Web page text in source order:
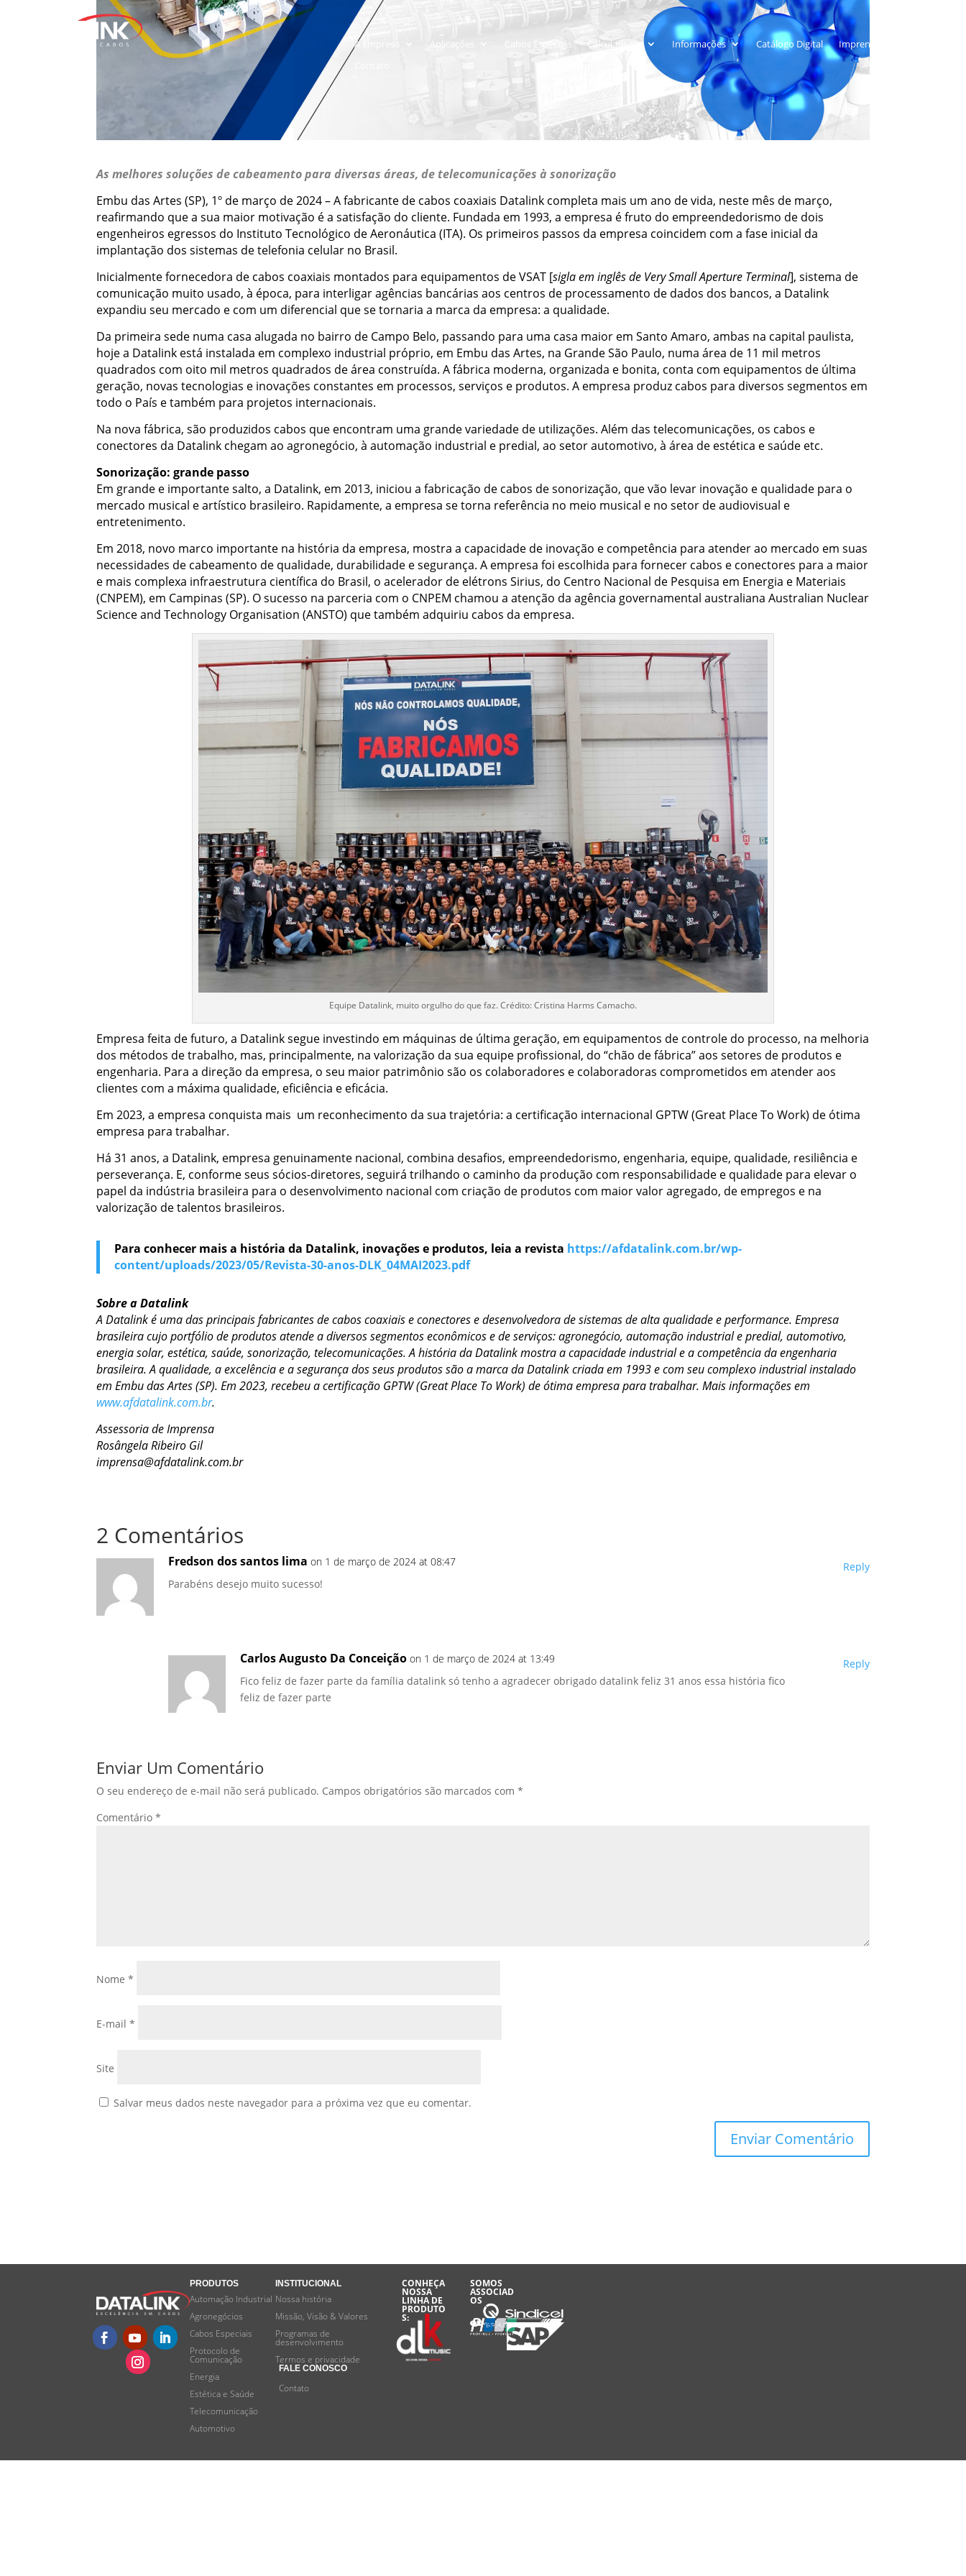
A Empresa Aplicações Cabos Especiais Calculadoras Informações Catálogo Digital
Imprensa
As melhores soluções de cabeamento para diversas áreas, de telecomunicações à sonorização
Embu das Artes (SP), 1º de março de 2024 – A fabricante de cabos coaxiais Datalink completa mais um ano de vida, neste mês de março,
reafirmando que a sua maior motivação é a satisfação do cliente. Fundada em 1993, a empresa é fruto do empreendedorismo de dois
engenheiros egressos do Instituto Tecnológico de Aeronáutica (ITA). Os primeiros passos da empresa coincidem com a fase inicial da
implantação dos sistemas de telefonia celular no Brasil.
Inicialmente fornecedora de cabos coaxiais montados para equipamentos de VSAT [sigla em inglês de Very Small Aperture Terminal], sistema de
comunicação muito usado, à época, para interligar agências bancárias aos centros de processamento de dados dos bancos, a Datalink
expandiu seu mercado e com um diferencial que se tornaria a marca da empresa: a qualidade.
Da primeira sede numa casa alugada no bairro de Campo Belo, passando para uma casa maior em Santo Amaro, ambas na capital paulista,
hoje a Datalink está instalada em complexo industrial próprio, em Embu das Artes, na Grande São Paulo, numa área de 11 mil metros
quadrados com oito mil metros quadrados de área construída. A fábrica moderna, organizada e bonita, conta com equipamentos de última
geração, novas tecnologias e inovações constantes em processos, serviços e produtos. A empresa produz cabos para diversos segmentos em
todo o País e também para projetos internacionais.
Na nova fábrica, são produzidos cabos que encontram uma grande variedade de utilizações. Além das telecomunicações, os cabos e
conectores da Datalink chegam ao agronegócio, à automação industrial e predial, ao setor automotivo, à área de estética e saúde etc.
Sonorização: grande passo
Em grande e importante salto, a Datalink, em 2013, iniciou a fabricação de cabos de sonorização, que vão levar inovação e qualidade para o
mercado musical e artístico brasileiro. Rapidamente, a empresa se torna referência no meio musical e no setor de audiovisual e
entretenimento.
Em 2018, novo marco importante na história da empresa, mostra a capacidade de inovação e competência para atender ao mercado em suas
necessidades de cabeamento de qualidade, durabilidade e segurança. A empresa foi escolhida para fornecer cabos e conectores para a maior
e mais complexa infraestrutura científica do Brasil, o acelerador de elétrons Sirius, do Centro Nacional de Pesquisa em Energia e Materiais
(CNPEM), em Campinas (SP). O sucesso na parceria com o CNPEM chamou a atenção da agência governamental australiana Australian Nuclear
Science and Technology Organisation (ANSTO) que também adquiriu cabos da empresa.
Equipe Datalink, muito orgulho do que faz. Crédito: Cristina Harms Camacho.
Empresa feita de futuro, a Datalink segue investindo em máquinas de última geração, em equipamentos de controle do processo, na melhoria
dos métodos de trabalho, mas, principalmente, na valorização da sua equipe profissional, do “chão de fábrica” aos setores de produtos e
engenharia. Para a direção da empresa, o seu maior patrimônio são os colaboradores e colaboradoras comprometidos em atender aos
clientes com a máxima qualidade, eficiência e eficácia.
Em 2023, a empresa conquista mais um reconhecimento da sua trajetória: a certificação internacional GPTW (Great Place To Work) de ótima
empresa para trabalhar.
Há 31 anos, a Datalink, empresa genuinamente nacional, combina desafios, empreendedorismo, engenharia, equipe, qualidade, resiliência e
perseverança. E, conforme seus sócios-diretores, seguirá trilhando o caminho da produção com responsabilidade e qualidade para elevar o
papel da indústria brasileira para o desenvolvimento nacional com criação de produtos com maior valor agregado, de empregos e na
valorização de talentos brasileiros.
Para conhecer mais a história da Datalink, inovações e produtos, leia a revista https://afdatalink.com.br/wp-
content/uploads/2023/05/Revista-30-anos-DLK_04MAI2023.pdf
Sobre a Datalink
A Datalink é uma das principais fabricantes de cabos coaxiais e conectores e desenvolvedora de sistemas de alta qualidade e performance. Empresa
brasileira cujo portfólio de produtos atende a diversos segmentos econômicos e de serviços: agronegócio, automação industrial e predial, automotivo,
energia solar, estética, saúde, sonorização, telecomunicações. A história da Datalink mostra a capacidade industrial e a competência da engenharia
brasileira. A qualidade, a excelência e a segurança dos seus produtos são a marca da Datalink criada em 1993 e com seu complexo industrial instalado
em Embu das Artes (SP). Em 2023, recebeu a certificação GPTW (Great Place To Work) de ótima empresa para trabalhar. Mais informações em
www.afdatalink.com.br.
Assessoria de Imprensa
Rosângela Ribeiro Gil
imprensa@afdatalink.com.br
2 Comentários
Fredson dos santos lima on 1 de março de 2024 at 08:47
Parabéns desejo muito sucesso!
Reply
Carlos Augusto Da Conceição on 1 de março de 2024 at 13:49
Fico feliz de fazer parte da família datalink só tenho a agradecer obrigado datalink feliz 31 anos essa história fico
feliz de fazer parte
Reply
Enviar Um Comentário
O seu endereço de e-mail não será publicado. Campos obrigatórios são marcados com*
Comentário*
Nome*
E-mail*
Site
Salvar meus dados neste navegador para a próxima vez que eu comentar.
PRODUTOS
Automação Industrial
Agronegócios
Cabos Especiais
Protocolo de
Comunicação
Energia
Estética e Saúde
Telecomunicação
Automotivo
INSTITUCIONAL
Nossa história
Missão, Visão & Valores
Programas de
desenvolvimento
Termos e privacidade
FALE CONOSCO
Contato
CONHEÇA
NOSSA
LINHA DE
PRODUTO
S:
SOMOS
ASSOCIAD
OS